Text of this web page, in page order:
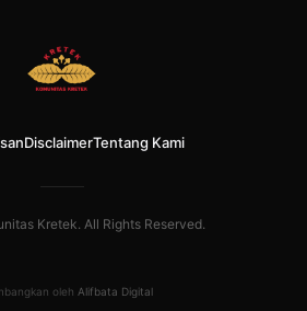
DisclaimerTentang Kami
Kretek. All Rights Reserved.
oleh Alifbata Digital